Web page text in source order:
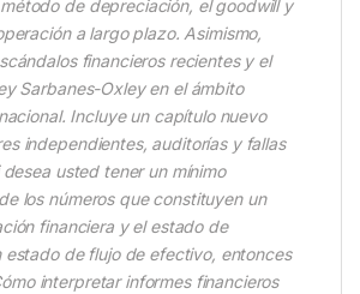
de depreciación, el goodwill y
a largo plazo. Asimismo,
financieros recientes y el
Sarbanes-Oxley en el ámbito
Incluye un capítulo nuevo
independientes, auditorías y fallas
usted tener un mínimo
los números que constituyen un
financiera y el estado de
estado de flujo de efectivo, entonces
interpretar informes financieros